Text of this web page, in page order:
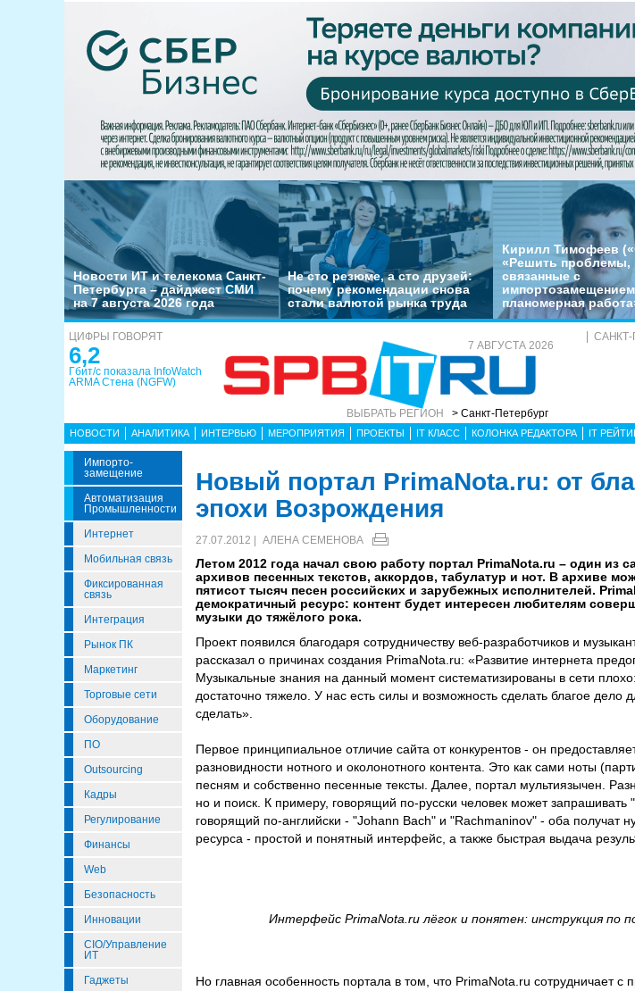
Новости ИТ и телекома Санкт-
Петербурга – дайджест СМИ
на 7 августа 2026 года
Не сто резюме, а сто друзей:
почему рекомендации снова
стали валютой рынка труда
Кирилл Тимофеев
«Решить проблемы,
связанные с
планомерная
ЦИФРЫ ГОВОРЯТ
6,2
Гбит/с показала InfoWatch
ARMA Стена (NGFW)
7 АВГУСТА 2026
ВЫБРАТЬ РЕГИОН > Санкт-Петербург
САНКТ-
НОВОСТИ АНАЛИТИКА ИНТЕРВЬЮ МЕРОПРИЯТИЯ ПРОЕКТЫ IT КЛАСС КОЛОНКА РЕДАКТОРА IT
Импорто­
Замещение
Автоматизация
Промышленности
Интернет
Мобильная связь
Фиксированная
связь
Интеграция
Рынок ПК
Маркетинг
Торговые сети
Оборудование
ПО
Outsourcing
Кадры
Регулирование
Финансы
Web
Безопасность
Инновации
CIO/Управление
ИТ
Гаджеты
Новый портал PrimaNota.ru: от
эпохи Возрождения
27.07.2012 | АЛЕНА СЕМЕНОВА
Летом 2012 года начал свою работу портал PrimaNota.ru – один из
архивов песенных текстов, аккордов, табулатур и нот. В архиве
пятисот тысяч песен российских и зарубежных исполнителей.
демократичный ресурс: контент будет интересен любителям
музыки до тяжёлого рока.
Проект появился благодаря сотрудничеству веб-разработчиков и
рассказал о причинах создания PrimaNota.ru: «Развитие интернета
Музыкальные знания на данный момент систематизированы в сети
достаточно тяжело. У нас есть силы и возможность сделать благое
сделать».
Первое принципиальное отличие сайта от конкурентов - он
разновидности нотного и околонотного контента. Это как сами ноты
песням и собственно песенные тексты. Далее, портал мультиязычен.
но и поиск. К примеру, говорящий по-русски человек может
говорящий по-английски - "Johann Bach" и "Rachmaninov" - оба получат
ресурса - простой и понятный интерфейс, а также быстрая выдача
Интерфейс PrimaNota.ru лёгок и понятен: инструкция по
Но главная особенность портала в том, что PrimaNota.ru сотрудничает